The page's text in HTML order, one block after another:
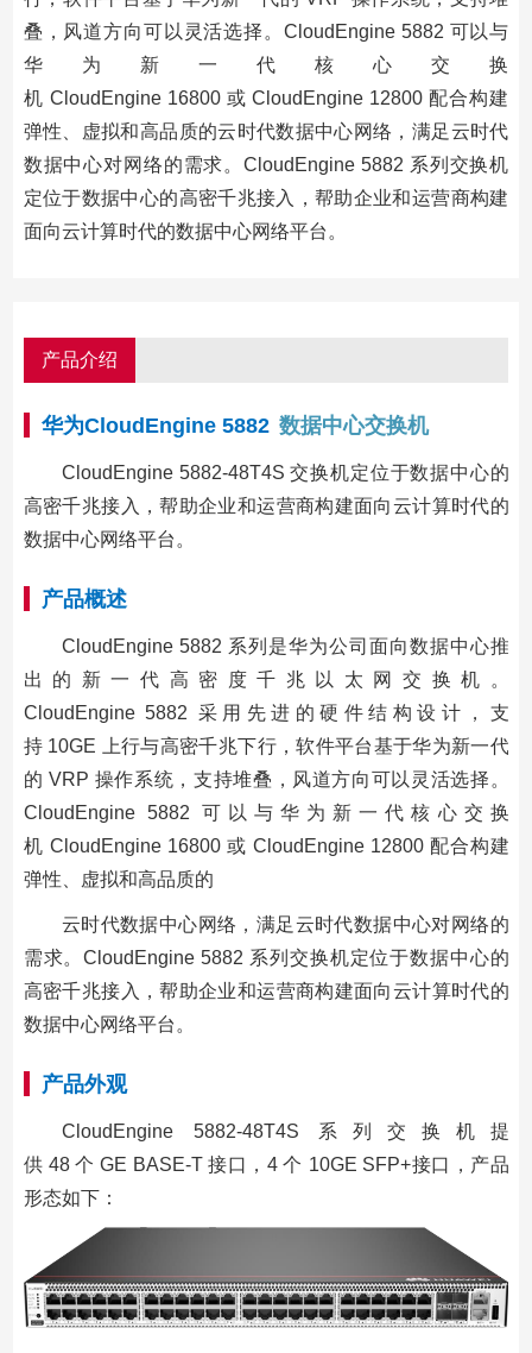
叠，风道方向可以灵活选择。CloudEngine 5882 可以与
华为新一代核心交换
机 CloudEngine 16800 或 CloudEngine 12800 配合构建
弹性、虚拟和高品质的云时代数据中心网络，满足云时代
数据中心对网络的需求。CloudEngine 5882 系列交换机
定位于数据中心的高密千兆接入，帮助企业和运营商构建
面向云计算时代的数据中心网络平台。
产品介绍
华为CloudEngine 5882 数据中心交换机
CloudEngine 5882-48T4S 交换机定位于数据中心的
高密千兆接入，帮助企业和运营商构建面向云计算时代的
数据中心网络平台。
产品概述
CloudEngine 5882 系列是华为公司面向数据中心推
出的新一代高密度千兆以太网交换机。
CloudEngine 5882 采用先进的硬件结构设计，支
持 10GE 上行与高密千兆下行，软件平台基于华为新一代
的 VRP 操作系统，支持堆叠，风道方向可以灵活选择。
CloudEngine 5882 可以与华为新一代核心交换
机 CloudEngine 16800 或 CloudEngine 12800 配合构建
弹性、虚拟和高品质的
云时代数据中心网络，满足云时代数据中心对网络的
需求。CloudEngine 5882 系列交换机定位于数据中心的
高密千兆接入，帮助企业和运营商构建面向云计算时代的
数据中心网络平台。
产品外观
CloudEngine 5882-48T4S 系列交换机提
供 48 个 GE BASE-T 接口，4 个 10GE SFP+接口，产品
形态如下：